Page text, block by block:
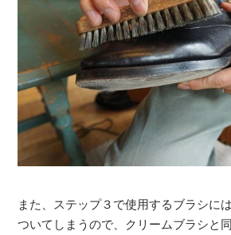
また、ステップ３で使用するブラシに
ついてしまうので、クリームブラシと